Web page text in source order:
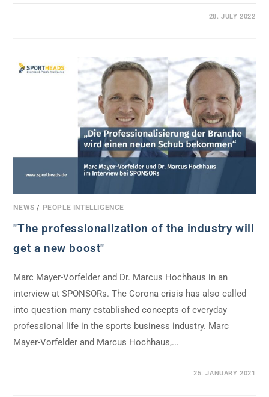
28. JULY 2022
NEWS / PEOPLE INTELLIGENCE
"The professionalization of the industry will
get a new boost"
Marc Mayer-Vorfelder and Dr. Marcus Hochhaus in an
interview at SPONSORs. The Corona crisis has also called
into question many established concepts of everyday
professional life in the sports business industry. Marc
Mayer-Vorfelder and Marcus Hochhaus,...
25. JANUARY 2021